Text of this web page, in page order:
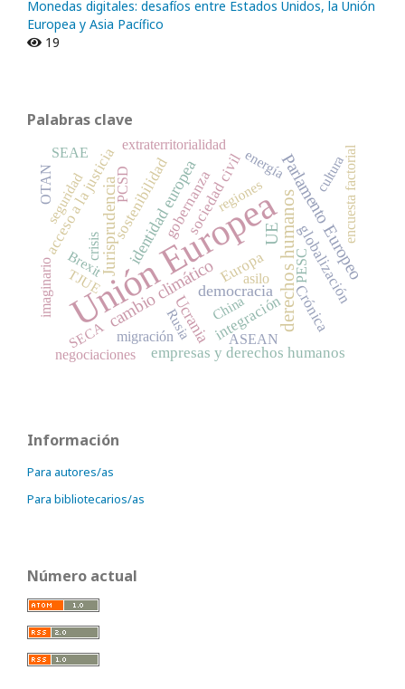
Monedas digitales: desafíos entre Estados Unidos, la Unión
Europea y Asia Pacífico
19
Palabras clave
Unión Europeaderechos humanos
Parlamento Europeo
UE
cambio climático
Jurisprudencia
democracia
identidad europea
Ucrania
Europa
Crónica
integración
gobernanza
acceso a la justicia
globalización
empresas y derechos humanos
sociedad civil
sostenibilidad
migración
crisis
PCSD regiones
Rusia
Brexit
extraterritorialidad encuesta factorial
cultura
PESC
imaginario
seguridad
energía
China
negociaciones
TJUE
OTAN
SEAE
SECA
asilo
ASEAN
Información
Para autores/as
Para bibliotecarios/as
Número actual